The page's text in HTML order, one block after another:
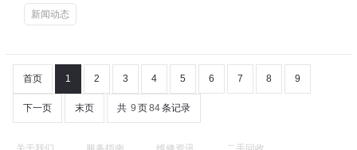
新闻动态
首页 1 2 3 4 5 6 7 8 9
下一页 末页 共 9 页84条记录